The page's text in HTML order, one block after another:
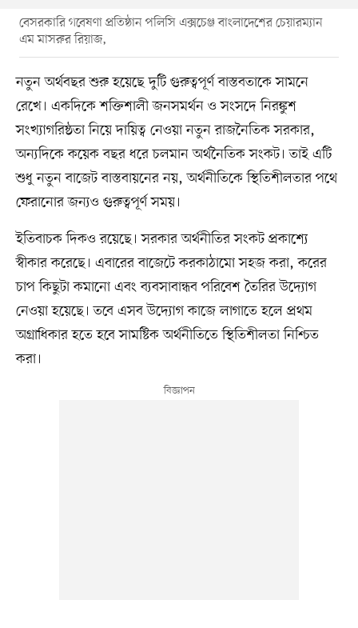
বেসরকারি গবেষণা প্রতিষ্ঠান পলিসি এক্সচেঞ্জ বাংলাদেশের চেয়ারম্যান
এম মাসরুর রিয়াজ,
নতুন অর্থবছর শুরু হয়েছে দুটি গুরুত্বপূর্ণ বাস্তবতাকে সামনে
রেখে। একদিকে শক্তিশালী জনসমর্থন ও সংসদে নিরঙ্কুশ
সংখ্যাগরিষ্ঠতা নিয়ে দায়িত্ব নেওয়া নতুন রাজনৈতিক সরকার,
অন্যদিকে কয়েক বছর ধরে চলমান অর্থনৈতিক সংকট। তাই এটি
শুধু নতুন বাজেট বাস্তবায়নের নয়, অর্থনীতিকে স্থিতিশীলতার পথে
ফেরানোর জন্যও গুরুত্বপূর্ণ সময়।
ইতিবাচক দিকও রয়েছে। সরকার অর্থনীতির সংকট প্রকাশ্যে
স্বীকার করেছে। এবারের বাজেটে করকাঠামো সহজ করা, করের
চাপ কিছুটা কমানো এবং ব্যবসাবান্ধব পরিবেশ তৈরির উদ্যোগ
নেওয়া হয়েছে। তবে এসব উদ্যোগ কাজে লাগাতে হলে প্রথম
অগ্রাধিকার হতে হবে সামষ্টিক অর্থনীতিতে স্থিতিশীলতা নিশ্চিত
করা।